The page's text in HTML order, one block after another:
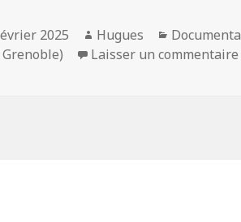
2025 Auteur
Hugues Catégories
Grenoble)
Laisser un commentaire